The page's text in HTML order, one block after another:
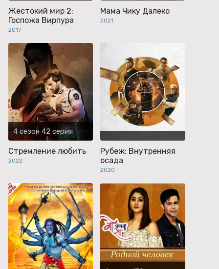
Жестокий мир 2:
Госпожа Вирпура
2017
Мама Чику Далеко
2021
4 сезон 42 серия
Стремление любить
2022
Рубеж: Внутренняя
осада
2020